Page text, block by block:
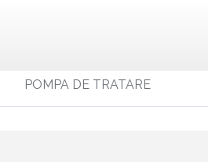
POMPA DE TRATARE